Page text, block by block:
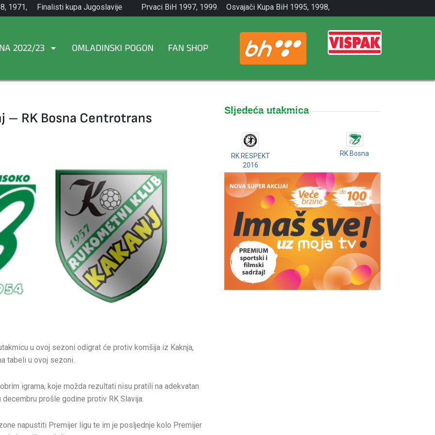
1971,
Finalisti kupa Jugoslavije
1965.
Prvaci BiH 1997, 1999.
Osvajači Kupa BiH 1995, 1998,
2001.
2022/23 OMLADINSKI POGON FAN SHOP
– RK Bosna Centrotrans
u ovoj sezoni odigrat će protiv komšija iz Kaknja,
tabeli u ovoj sezoni.
igrama, koje možda rezultati nisu pratili na adekvatan
prošle godine protiv RK Slavija.
napustiti Premijer ligu te im je posljednje kolo Premijer
Sljedeća utakmica
RK RESPEKT
2016
RK Bosna